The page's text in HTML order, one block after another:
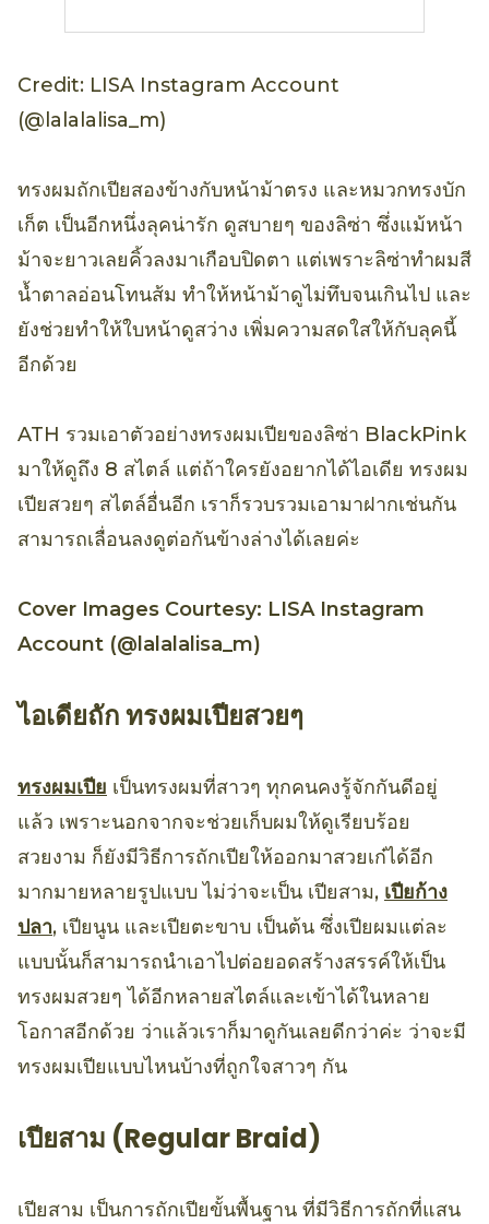
Credit: LISA Instagram Account
(@lalalalisa_m)
ทรงผมถักเปียสองข้างกับหน้าม้าตรง และหมวกทรงบัก
เก็ต เป็นอีกหนึ่งลุคน่ารัก ดูสบายๆ ของลิซ่า ซึ่งแม้หน้า
ม้าจะยาวเลยคิ้วลงมาเกือบปิดตา แต่เพราะลิซ่าทำผมสี
น้ำตาลอ่อนโทนส้ม ทำให้หน้าม้าดูไม่ทึบจนเกินไป และ
ยังช่วยทำให้ใบหน้าดูสว่าง เพิ่มความสดใสให้กับลุคนี้
อีกด้วย
ATH รวมเอาตัวอย่างทรงผมเปียของลิซ่า BlackPink
มาให้ดูถึง 8 สไตล์ แต่ถ้าใครยังอยากได้ไอเดีย ทรงผม
เปียสวยๆ สไตล์อื่นอีก เราก็รวบรวมเอามาฝากเช่นกัน
สามารถเลื่อนลงดูต่อกันข้างล่างได้เลยค่ะ
Cover Images Courtesy: LISA Instagram
Account (@lalalalisa_m)
ไอเดียถัก ทรงผมเปียสวยๆ
ทรงผมเปีย เป็นทรงผมที่สาวๆ ทุกคนคงรู้จักกันดีอยู่
แล้ว เพราะนอกจากจะช่วยเก็บผมให้ดูเรียบร้อย
สวยงาม ก็ยังมีวิธีการถักเปียให้ออกมาสวยเก๋ได้อีก
มากมายหลายรูปแบบ ไม่ว่าจะเป็น เปียสาม, เปียก้าง
ปลา, เปียนูน และเปียตะขาบ เป็นต้น ซึ่งเปียผมแต่ละ
แบบนั้นก็สามารถนำเอาไปต่อยอดสร้างสรรค์ให้เป็น
ทรงผมสวยๆ ได้อีกหลายสไตล์และเข้าได้ในหลาย
โอกาสอีกด้วย ว่าแล้วเราก็มาดูกันเลยดีกว่าค่ะ ว่าจะมี
ทรงผมเปียแบบไหนบ้างที่ถูกใจสาวๆ กัน
เปียสาม (Regular Braid)
เปียสาม เป็นการถักเปียขั้นพื้นฐาน ที่มีวิธีการถักที่แสน